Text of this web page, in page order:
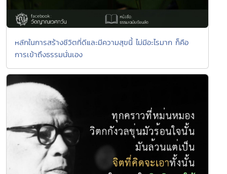
หลักในการสร้างชีวิตที่ดีและมีความสุขนี้ ไม่มีอะไรมาก ก็คือ
การเข้าถึงธรรมนั่นเอง